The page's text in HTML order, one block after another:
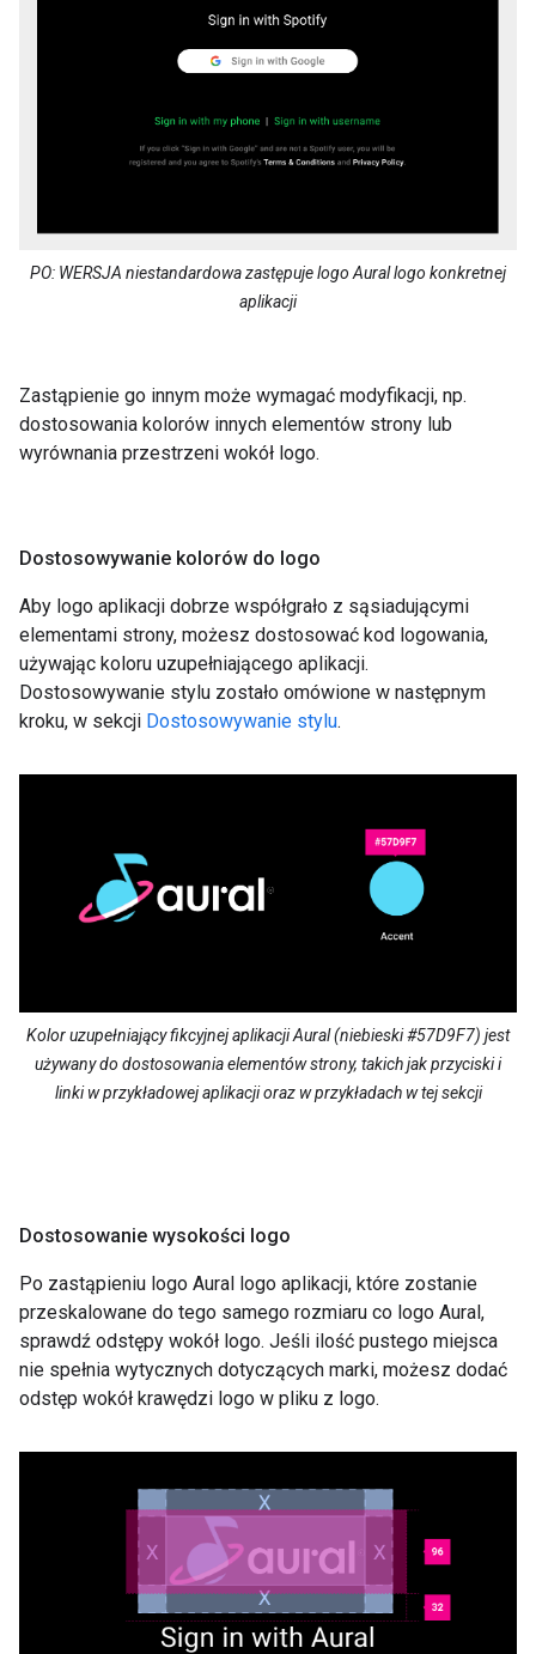
PO: WERSJA niestandardowa zastępuje logo Aural logo konkretnej
aplikacji
Zastąpienie go innym może wymagać modyfikacji, np.
dostosowania kolorów innych elementów strony lub
wyrównania przestrzeni wokół logo.
Dostosowywanie kolorów do logo
Aby logo aplikacji dobrze współgrało z sąsiadującymi
elementami strony, możesz dostosować kod logowania,
używając koloru uzupełniającego aplikacji.
Dostosowywanie stylu zostało omówione w następnym
kroku, w sekcji Dostosowywanie stylu.
Kolor uzupełniający fikcyjnej aplikacji Aural (niebieski #57D9F7) jest
używany do dostosowania elementów strony, takich jak przyciski i
linki w przykładowej aplikacji oraz w przykładach w tej sekcji
Dostosowanie wysokości logo
Po zastąpieniu logo Aural logo aplikacji, które zostanie
przeskalowane do tego samego rozmiaru co logo Aural,
sprawdź odstępy wokół logo. Jeśli ilość pustego miejsca
nie spełnia wytycznych dotyczących marki, możesz dodać
odstęp wokół krawędzi logo w pliku z logo.